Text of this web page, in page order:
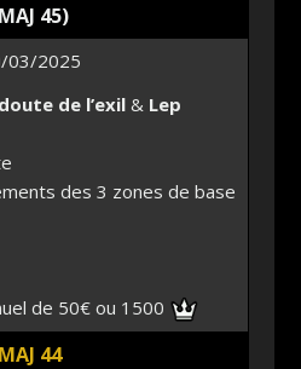
45)
03/2025
de l’exil & Lep
des 3 zones de base
de 50€ ou 1500
MAJ 44